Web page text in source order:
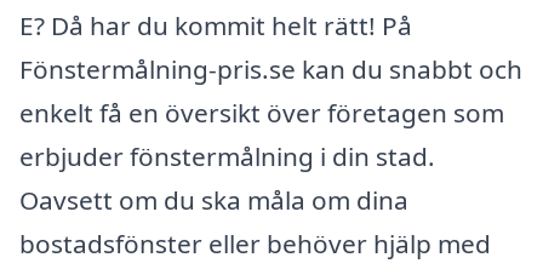
E? Då har du kommit helt rätt! På
Fönstermålning-pris.se kan du snabbt och
enkelt få en översikt över företagen som
erbjuder fönstermålning i din stad.
Oavsett om du ska måla om dina
bostadsfönster eller behöver hjälp med